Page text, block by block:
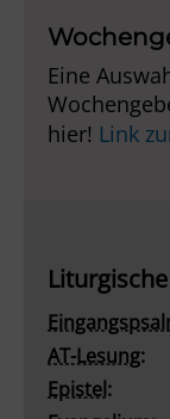
Eine
hier! Link
AT-Lesung:
Epistel: